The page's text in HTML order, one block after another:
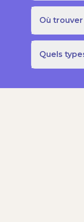
Où
Quels